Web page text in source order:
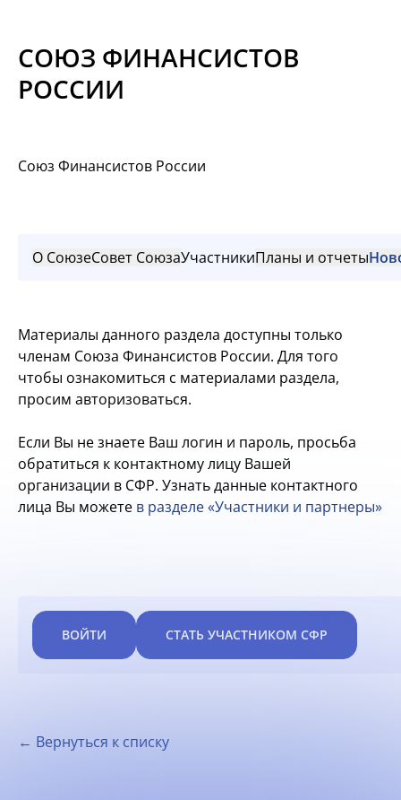
Материалы
СОЮЗ ФИНАНСИСТОВ
РОССИИ
Союз Финансистов России
О СоюзеСовет СоюзаУчастникиПланы и отчеты
Материалы данного раздела доступны только
членам Союза Финансистов России. Для того
чтобы ознакомиться с материалами раздела,
просим авторизоваться.
Если Вы не знаете Ваш логин и пароль, просьба
обратиться к контактному лицу Вашей
организации в СФР. Узнать данные контактного
лица Вы можете в разделе «Участники и партнеры»
ВОЙТИ СТАТЬ УЧАСТНИКОМ СФР
← Вернуться к списку